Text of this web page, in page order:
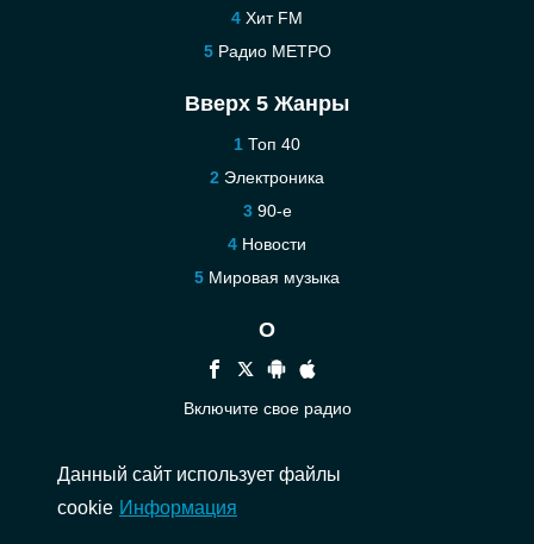
Хит FM
Радио МЕТРО
Вверх 5 Жанры
Топ 40
Электроника
90-е
Новости
Мировая музыка
О
Включите свое радио
Связаться
Данный сайт использует файлы
cookie Информация